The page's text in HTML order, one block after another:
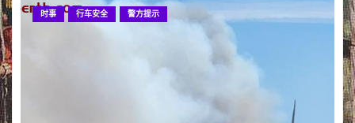
时事 行车安全 警方提示